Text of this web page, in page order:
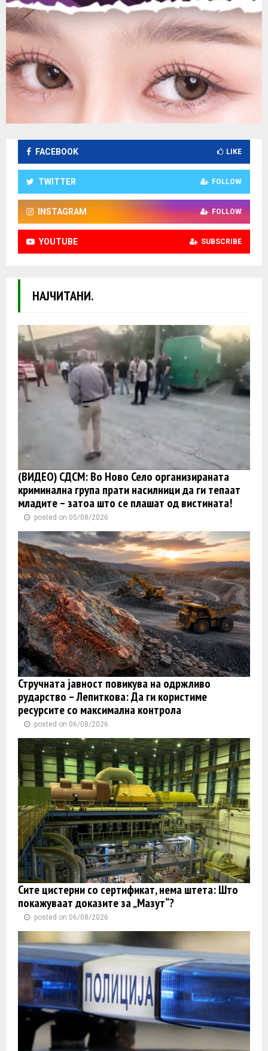
FACEBOOK LIKE
TWITTER FOLLOW
INSTAGRAM FOLLOW
YOUTUBE SUBSCRIBE
НАЈЧИТАНИ.
(ВИДЕО) СДСМ: Во Ново Село организираната
криминална група прати насилници да ги тепаат
младите – затоа што се плашат од вистината!
posted on 05/08/2026
Стручната јавност повикува на одржливо
рударство – Лепиткова: Да ги користиме
ресурсите со максимална контрола
posted on 06/08/2026
Сите цистерни со сертификат, нема штета: Што
покажуваат доказите за „Мазут“?
posted on 06/08/2026